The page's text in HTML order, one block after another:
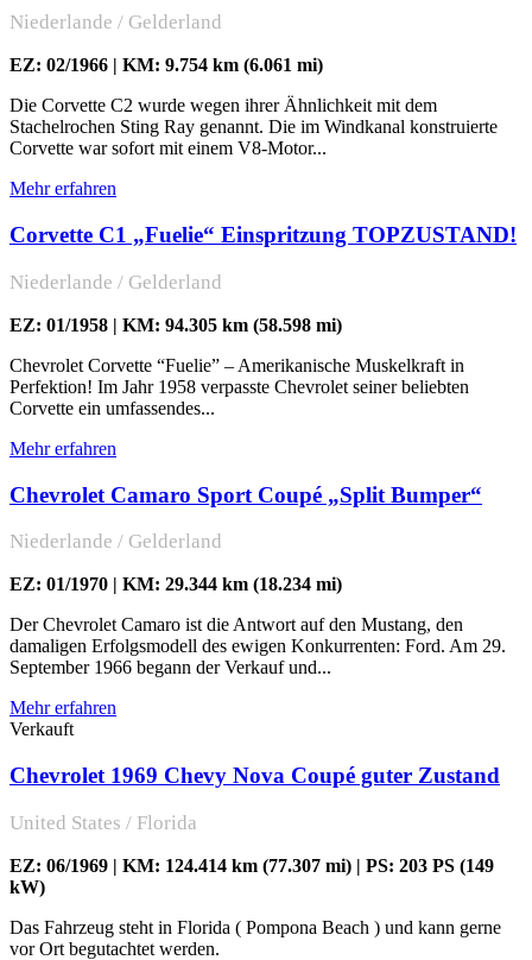
Niederlande / Gelderland
EZ: 02/1966 | KM: 9.754 km (6.061 mi)
Die Corvette C2 wurde wegen ihrer Ähnlichkeit mit dem
Stachelrochen Sting Ray genannt. Die im Windkanal konstruierte
Corvette war sofort mit einem V8-Motor...
Mehr erfahren
Corvette C1 „Fuelie“ Einspritzung TOPZUSTAND!
Niederlande / Gelderland
EZ: 01/1958 | KM: 94.305 km (58.598 mi)
Chevrolet Corvette “Fuelie” – Amerikanische Muskelkraft in
Perfektion! Im Jahr 1958 verpasste Chevrolet seiner beliebten
Corvette ein umfassendes...
Mehr erfahren
Chevrolet Camaro Sport Coupé „Split Bumper“
Niederlande / Gelderland
EZ: 01/1970 | KM: 29.344 km (18.234 mi)
Der Chevrolet Camaro ist die Antwort auf den Mustang, den
damaligen Erfolgsmodell des ewigen Konkurrenten: Ford. Am 29.
September 1966 begann der Verkauf und...
Mehr erfahren
Verkauft
Chevrolet 1969 Chevy Nova Coupé guter Zustand
United States / Florida
EZ: 06/1969 | KM: 124.414 km (77.307 mi) | PS: 203 PS (149
kW)
Das Fahrzeug steht in Florida ( Pompona Beach ) und kann gerne
vor Ort begutachtet werden.